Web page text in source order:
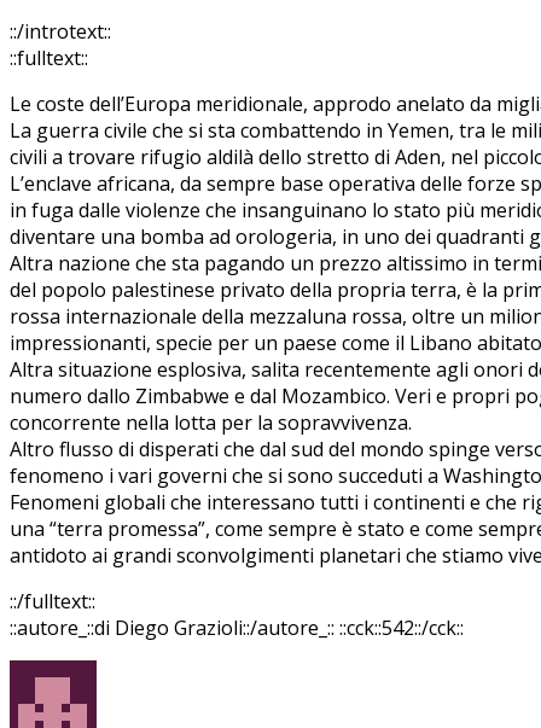
::/introtext::
::fulltext::
Le coste dell’Europa meridionale, approdo anelato da
La guerra civile che si sta combattendo in Yemen, tra le
civili a trovare rifugio aldilà dello stretto di Aden, nel
L’enclave africana, da sempre base operativa delle
in fuga dalle violenze che insanguinano lo stato più
diventare una bomba ad orologeria, in uno dei quadranti
Altra nazione che sta pagando un prezzo altissimo in
del popolo palestinese privato della propria terra, è la
rossa internazionale della mezzaluna rossa, oltre un
impressionanti, specie per un paese come il Libano
Altra situazione esplosiva, salita recentemente agli onori
numero dallo Zimbabwe e dal Mozambico. Veri e propri
concorrente nella lotta per la sopravvivenza.
Altro flusso di disperati che dal sud del mondo spinge
fenomeno i vari governi che si sono succeduti a
Fenomeni globali che interessano tutti i continenti e che
una “terra promessa”, come sempre è stato e come
antidoto ai grandi sconvolgimenti planetari che stiamo
::/fulltext::
::autore_::di Diego Grazioli::/autore_:: ::cck::542::/cck::